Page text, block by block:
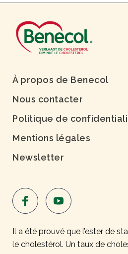
À propos de Benecol
Nous contacter
Politique de
Mentions légales
Newsletter
Il a été prouvé que l’ester de
le cholestérol. Un taux de